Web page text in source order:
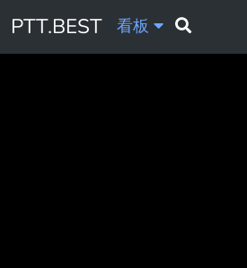
PTT.BEST 看板